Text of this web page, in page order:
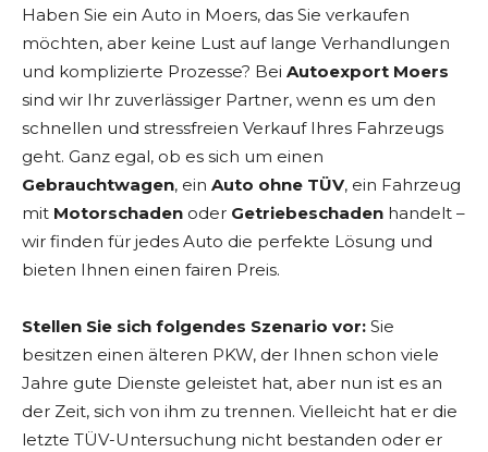
Haben Sie ein Auto in Moers, das Sie verkaufen
möchten, aber keine Lust auf lange Verhandlungen
und komplizierte Prozesse? Bei Autoexport Moers
sind wir Ihr zuverlässiger Partner, wenn es um den
schnellen und stressfreien Verkauf Ihres Fahrzeugs
geht. Ganz egal, ob es sich um einen
Gebrauchtwagen, ein Auto ohne TÜV, ein Fahrzeug
mit Motorschaden oder Getriebeschaden handelt –
wir finden für jedes Auto die perfekte Lösung und
bieten Ihnen einen fairen Preis.
Stellen Sie sich folgendes Szenario vor: Sie
besitzen einen älteren PKW, der Ihnen schon viele
Jahre gute Dienste geleistet hat, aber nun ist es an
der Zeit, sich von ihm zu trennen. Vielleicht hat er die
letzte TÜV-Untersuchung nicht bestanden oder er